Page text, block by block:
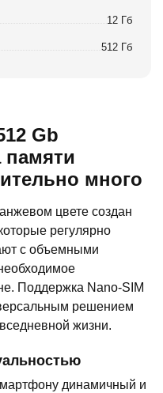
12 Гб
512 Гб
Gb
много
цвете создан
регулярно
с объемными
Поддержка Nano-SIM
решением
жизни.
динамичный и